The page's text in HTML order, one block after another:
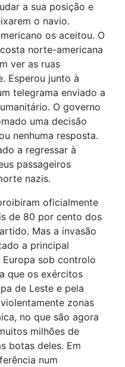
a sua posição e
o navio.
os aceitou. O
norte-americana
ver as ruas
Esperou junto à
telegrama enviado a
O governo
uma decisão
nenhuma resposta.
a regressar à
passageiros
nazis.
oficialmente
de 80 por cento dos
Mas a invasão
a principal
sob controlo
que os exércitos
de Leste e pela
zonas
no que são agora
milhões de
botas deles. Em
num